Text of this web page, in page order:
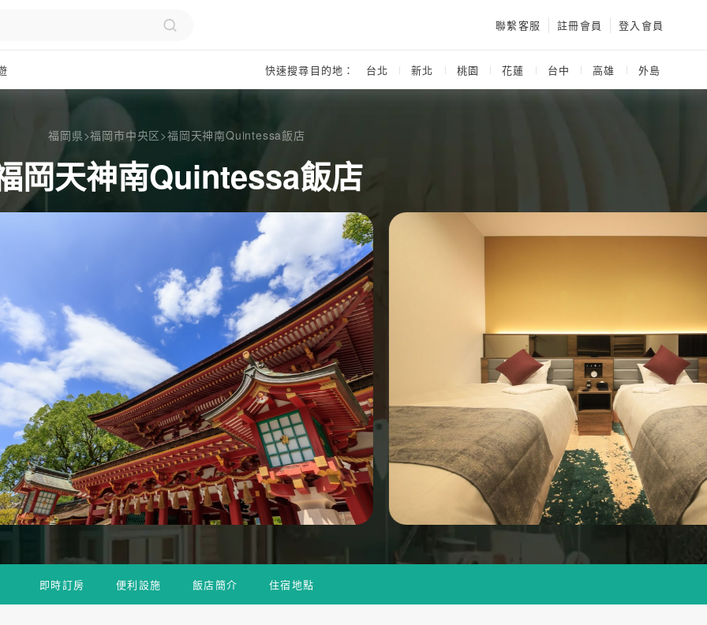
聯繫客服 註冊會員 登入會員
快速搜尋目的地： 台北 新北 桃園 花蓮 台中 高雄 外島
福岡県>福岡市中央区>福岡天神南Quintessa飯店
岡天神南Quintessa飯店
即時訂房 便利設施 飯店簡介 住宿地點